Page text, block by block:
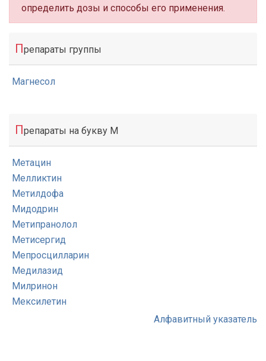
определить дозы и способы его применения.
Препараты группы
Магнесол
Препараты на букву М
Метацин
Мелликтин
Метилдофа
Мидодрин
Метипранолол
Метисергид
Мепросцилларин
Медилазид
Милринон
Мексилетин
Алфавитный указатель